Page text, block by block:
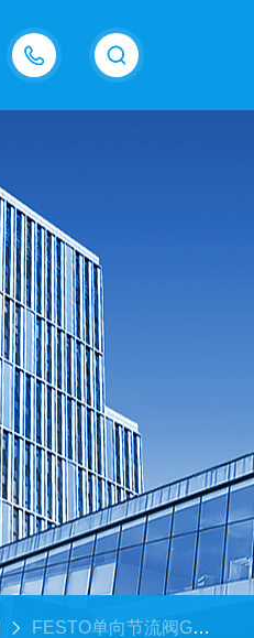
18217294416
FESTO单向节流阀GRA-1/4-B